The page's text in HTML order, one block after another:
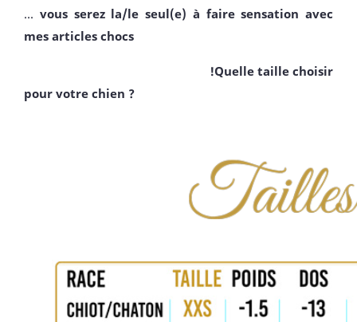
... vous serez la/le seul(e) à faire sensation avec
mes articles chocs
!Quelle taille choisir
pour votre chien ?